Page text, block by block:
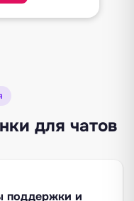
для чатов
поддержки и